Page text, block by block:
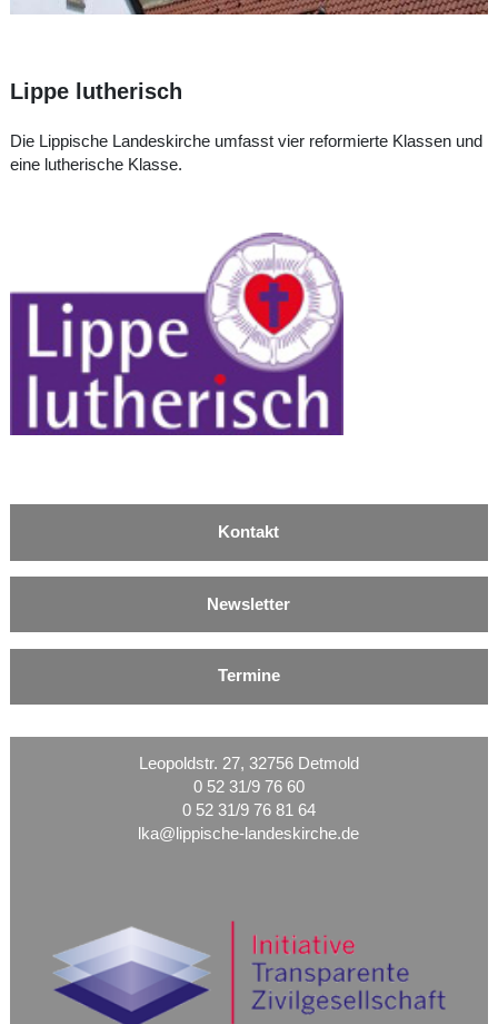
Lippe lutherisch
Die Lippische Landeskirche umfasst vier reformierte Klassen und
eine lutherische Klasse.
Kontakt
Newsletter
Termine
Leopoldstr. 27, 32756 Detmold
0 52 31/9 76 60
0 52 31/9 76 81 64
lka@lippische-landeskirche.de